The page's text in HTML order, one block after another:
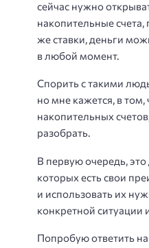
сейчас нужно
накопительные счета,
же ставки, деньги
в любой момент.
Спорить с такими
но мне кажется, в том,
накопительных
разобрать.
В первую очередь,
которых есть свои
и использовать их
конкретной ситуации
Попробую ответить